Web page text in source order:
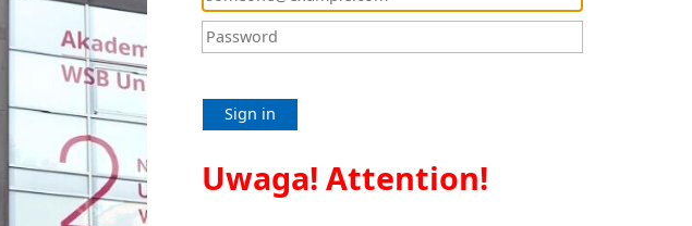
Sign in
Uwaga! Attention!